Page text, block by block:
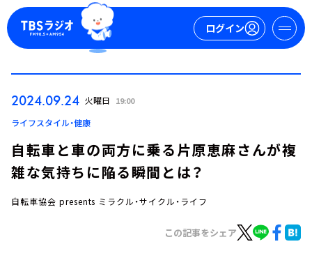
ログイン
ログイン
2024.09.24 火曜日 19:00
ライフスタイル・健康
自転車と車の両方に乗る片原恵麻さんが複
雑な気持ちに陥る瞬間とは？
自転車協会 presents ミラクル・サイクル・ライフ
この記事をシェア